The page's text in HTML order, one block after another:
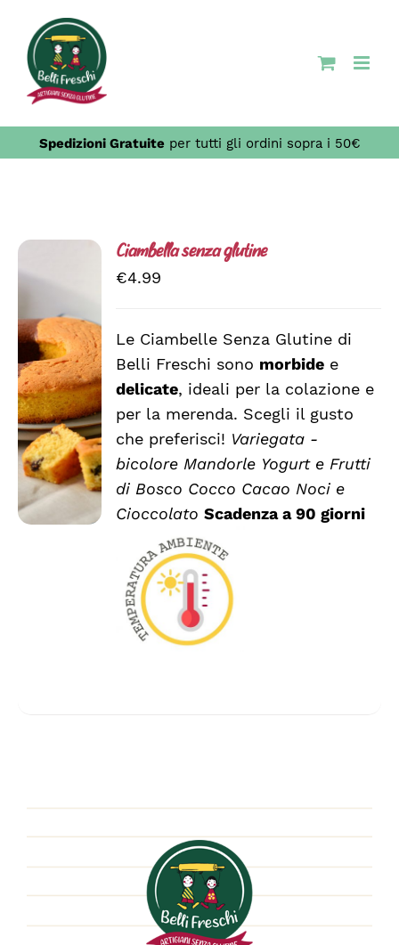
contenuto
Spedizioni Gratuiteper tutti gli ordini sopra i 50€
SCEGLI
QUESTO
PRODOTTO
HA
PIÙ
VARIANTI.
LE
OPZIONI
POSSONO
PRODOTTO
/
DETTAGLI
Ciambella senza glutine
€4.99
Le Ciambelle Senza Glutine di
Belli Freschi sono morbide e
delicate, ideali per la colazione e
per la merenda. Scegli il gusto
che preferisci! Variegata -
bicolore Mandorle Yogurt e Frutti
di Bosco Cocco Cacao Noci e
Cioccolato Scadenza a 90 giorni